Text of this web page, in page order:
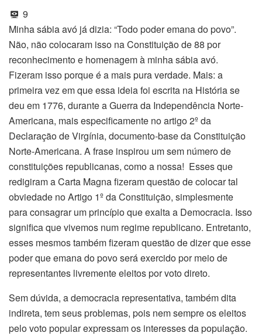
9
Minha sábia avó já dizia: “Todo poder emana do povo”.
Não, não colocaram isso na Constituição de 88 por
reconhecimento e homenagem à minha sábia avó.
Fizeram isso porque é a mais pura verdade. Mais: a
primeira vez em que essa ideia foi escrita na História se
deu em 1776, durante a Guerra da Independência Norte-
Americana, mais especificamente no artigo 2º da
Declaração de Virgínia, documento-base da Constituição
Norte-Americana. A frase inspirou um sem número de
constituições republicanas, como a nossa! Esses que
redigiram a Carta Magna fizeram questão de colocar tal
obviedade no Artigo 1º da Constituição, simplesmente
para consagrar um princípio que exalta a Democracia. Isso
significa que vivemos num regime republicano. Entretanto,
esses mesmos também fizeram questão de dizer que esse
poder que emana do povo será exercido por meio de
representantes livremente eleitos por voto direto.
Sem dúvida, a democracia representativa, também dita
indireta, tem seus problemas, pois nem sempre os eleitos
pelo voto popular expressam os interesses da população.